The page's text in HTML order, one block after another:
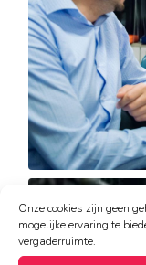
Onze cookies zijn geen
mogelijke ervaring te
vergaderruimte.